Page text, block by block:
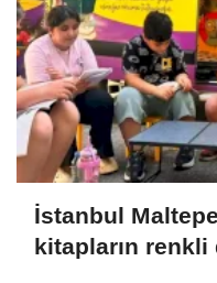
İstanbul
kitapların renkli